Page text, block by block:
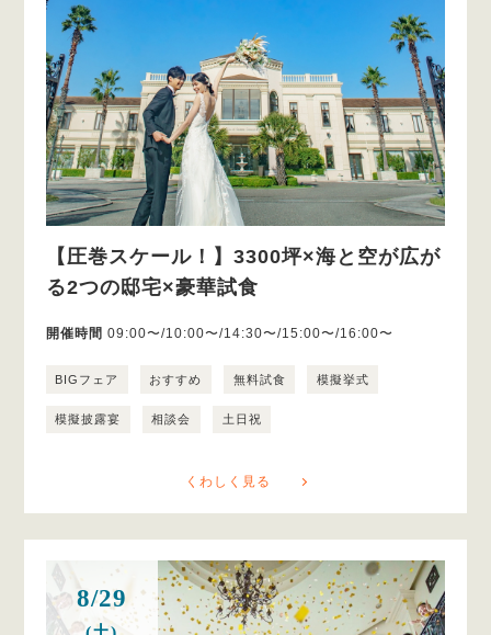
【圧巻スケール！】3300坪×海と空が広が
る2つの邸宅×豪華試食
開催時間 09:00〜/10:00〜/14:30〜/15:00〜/16:00〜
BIGフェア おすすめ 無料試食 模擬挙式
模擬披露宴 相談会 土日祝
くわしく見る
8/29